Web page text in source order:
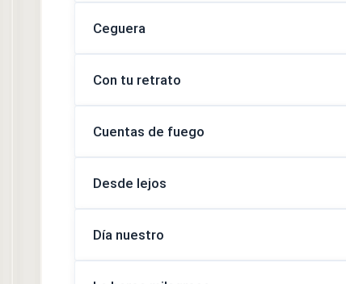
Ceguera
Con tu retrato
Cuentas de fuego
Desde lejos
Día nuestro